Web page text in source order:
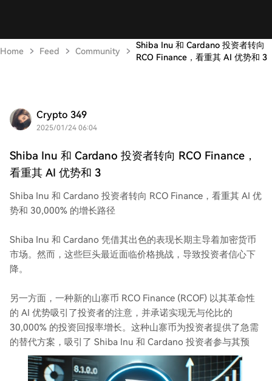
Home Feed Community
Shiba Inu 和 Cardano 投资者转向
RCO Finance，看重其 AI 优势和 3
Crypto 349
2025/01/24 06:04
Shiba Inu 和 Cardano 投资者转向 RCO Finance，
看重其 AI 优势和 3
Shiba Inu 和 Cardano 投资者转向 RCO Finance，看重其 AI 优
势和 30,000% 的增长路径
Shiba Inu 和 Cardano 凭借其出色的表现长期主导着加密货币
市场。然而，这些巨头最近面临价格挑战，导致投资者信心下
降。
另一方面，一种新的山寨币 RCO Finance (RCOF) 以其革命性
的 AI 优势吸引了投资者的注意，并承诺实现无与伦比的
30,000% 的投资回报率增长。这种山寨币为投资者提供了急需
的替代方案，吸引了 Shiba Inu 和 Cardano 投资者参与其预